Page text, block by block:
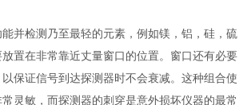
检测乃至最轻的元素，例如镁，铝，硅，硫
置在非常靠近丈量窗口的位置。窗口还有必要
保证信号到达探测器时不会衰减。这种组合使
灵敏，而探测器的刺穿是意外损坏仪器的最常